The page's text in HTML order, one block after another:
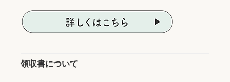
領収書について